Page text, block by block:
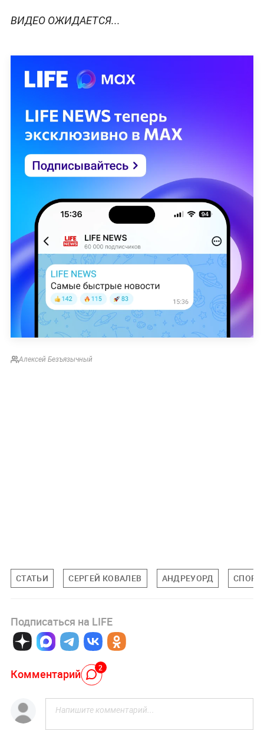
ВИДЕО ОЖИДАЕТСЯ...
Алексей Безъязычный
СТАТЬИ СЕРГЕЙ КОВАЛЕВ АНДРЕУОРД СПОРТ
Подписаться на LIFE
Комментарий 2